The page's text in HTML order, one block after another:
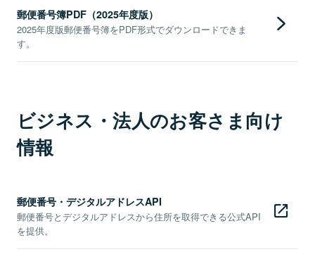
郵便番号簿PDF（2025年度版）
2025年度版郵便番号簿をPDF形式でダウンロードできま
す。
ビジネス・法人のお客さま向け
情報
郵便番号・デジタルアドレスAPI
郵便番号とデジタルアドレスから住所を取得できる公式API
を提供。